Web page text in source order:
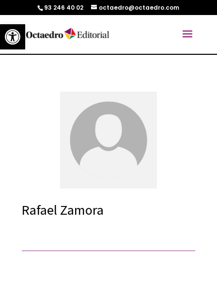
Abrir barra de herramientas
93 246 40 02 octaedro@octaedro.com
Rafael Zamora